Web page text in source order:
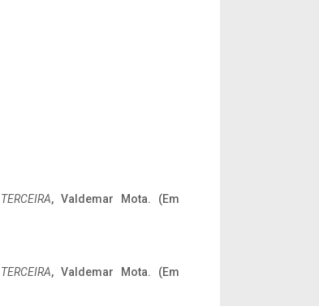
, Valdemar Mota. (Em
, Valdemar Mota. (Em